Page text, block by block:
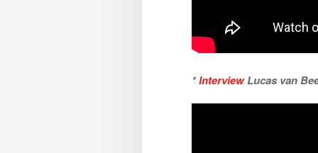
*InterviewLucas van